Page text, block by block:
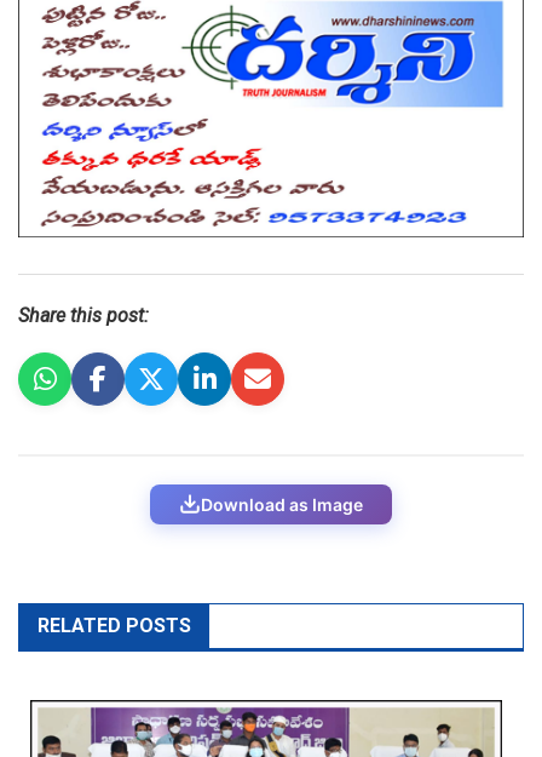
Share this post:
Download as Image
RELATED POSTS